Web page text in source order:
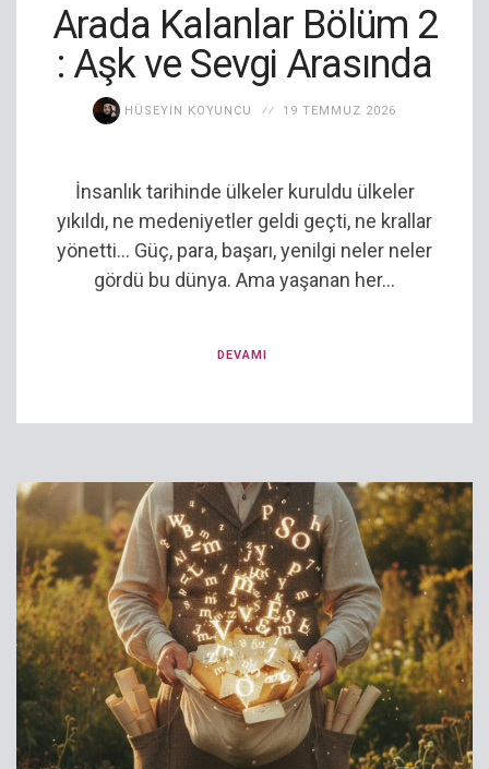
Arada Kalanlar Bölüm 2
: Aşk ve Sevgi Arasında
HÜSEYIN KOYUNCU 19 TEMMUZ 2026
İnsanlık tarihinde ülkeler kuruldu ülkeler
yıkıldı, ne medeniyetler geldi geçti, ne krallar
yönetti… Güç, para, başarı, yenilgi neler neler
gördü bu dünya. Ama yaşanan her...
DEVAMI